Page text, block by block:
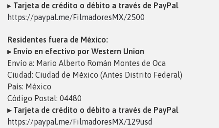
▸ Tarjeta de crédito o débito a través de PayPal
https://paypal.me/FilmadoresMX/2500
Residentes fuera de México:
▸ Envío en efectivo por Western Union
Envío a: Mario Alberto Román Montes de Oca
Ciudad: Ciudad de México (Antes Distrito Federal)
País: México
Código Postal: 04480
▸ Tarjeta de crédito o débito a través de PayPal
https://paypal.me/FilmadoresMX/129usd